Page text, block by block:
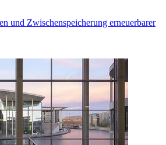
und Zwischen­speicherung erneuerbarer